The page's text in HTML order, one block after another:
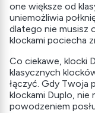
one większe od
uniemożliwia
dlatego nie musisz
klockami pociecha
Co ciekawe, klocki
klasycznych
łączyć. Gdy Twoja
klockami Duplo, nie
powodzeniem